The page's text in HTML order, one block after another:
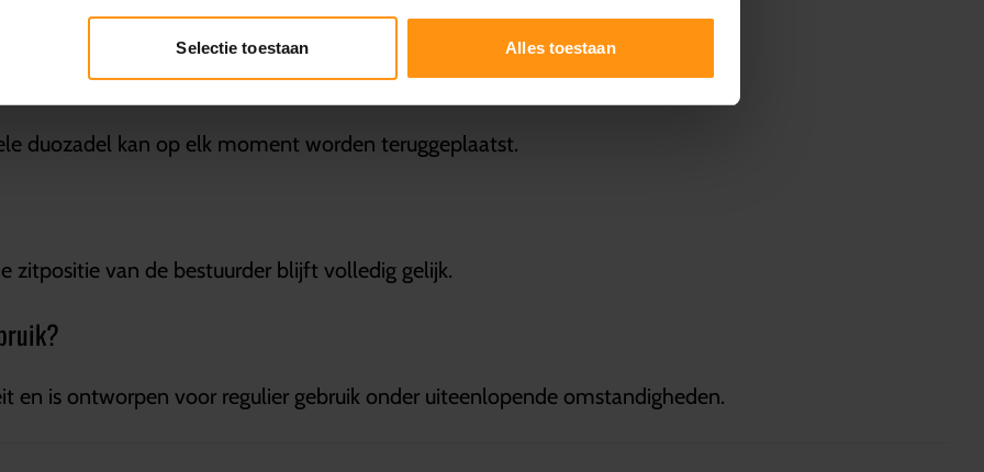
Selectie toestaan Alles toestaan
Wit kleur voor een perfecte match.
duozadel kan op elk moment worden teruggeplaatst.
zitpositie van de bestuurder blijft volledig gelijk.
en is ontworpen voor regulier gebruik onder uiteenlopende omstandigheden.